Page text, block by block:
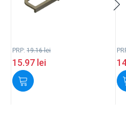
PRP: 19.16lei
15.97 lei